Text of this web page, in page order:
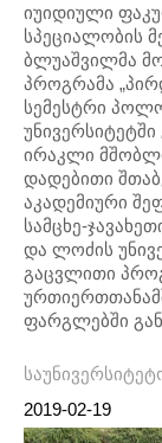
იუიდიული
სპეციალობის
ბლუაშვილმა
პროგრამა
სემესტრი
უნივერსიტეტში
ირაკლი
დადებითი
აკადემიური
სამცხე-
და ლოძის
გაცვლითი
ფარგლებში
2019-02-19